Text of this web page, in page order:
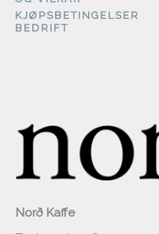
KJØPSBETINGELSER
BEDRIFT
Norð Kaffe